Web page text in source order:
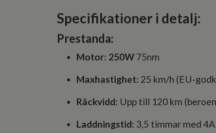
Specifikationer i detalj:
Prestanda:
Motor: 250W 75nm
Maxhastighet: 25 km/h (EU-
Räckvidd: Upp till 120 km
Laddningstid: 3,5 timmar med